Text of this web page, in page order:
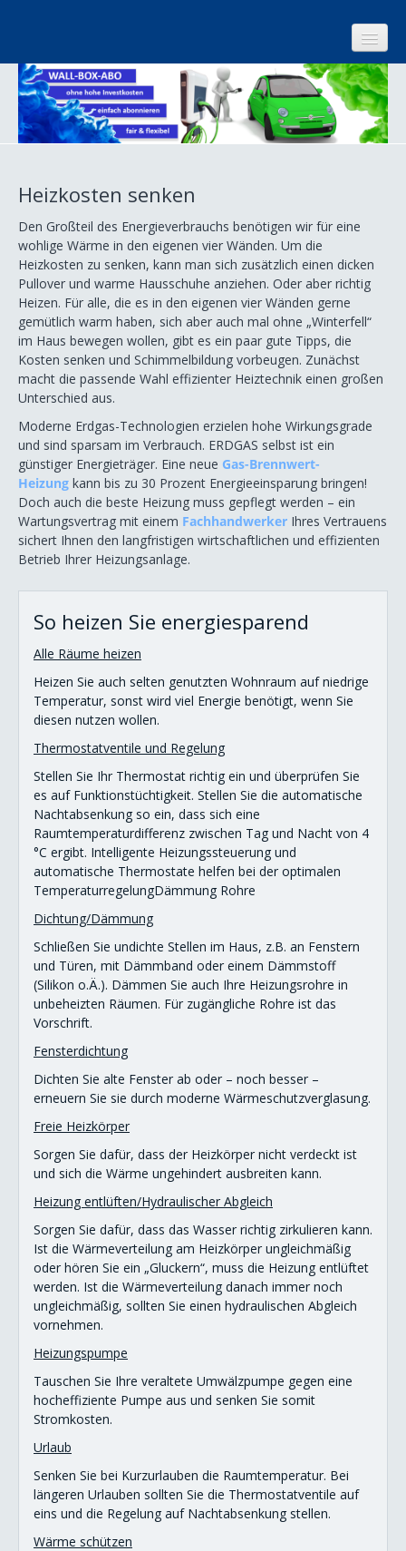
Start
Unternehmen
Strom
Gas
Wärme
Energie sparen
Energieberatung
Heizkosten senken
Energiesparen im Büro
Energiesparen in der Küche
Wasser sparen
Netz
Heizkosten senken
Den Großteil des Energieverbrauchs benötigen wir für eine
wohlige Wärme in den eigenen vier Wänden. Um die
Heizkosten zu senken, kann man sich zusätzlich einen dicken
Pullover und warme Hausschuhe anziehen. Oder aber richtig
Heizen. Für alle, die es in den eigenen vier Wänden gerne
gemütlich warm haben, sich aber auch mal ohne „Winterfell“
im Haus bewegen wollen, gibt es ein paar gute Tipps, die
Kosten senken und Schimmelbildung vorbeugen. Zunächst
macht die passende Wahl effizienter Heiztechnik einen großen
Unterschied aus.
Moderne Erdgas-Technologien erzielen hohe Wirkungsgrade
und sind sparsam im Verbrauch. ERDGAS selbst ist ein
günstiger Energieträger. Eine neue Gas-Brennwert-
Heizung kann bis zu 30 Prozent Energieeinsparung bringen!
Doch auch die beste Heizung muss gepflegt werden – ein
Wartungsvertrag mit einem Fachhandwerker Ihres Vertrauens
sichert Ihnen den langfristigen wirtschaftlichen und effizienten
Betrieb Ihrer Heizungsanlage.
So heizen Sie energiesparend
Alle Räume heizen
Heizen Sie auch selten genutzten Wohnraum auf niedrige
Temperatur, sonst wird viel Energie benötigt, wenn Sie
diesen nutzen wollen.
Thermostatventile und Regelung
Stellen Sie Ihr Thermostat richtig ein und überprüfen Sie
es auf Funktionstüchtigkeit. Stellen Sie die automatische
Nachtabsenkung so ein, dass sich eine
Raumtemperaturdifferenz zwischen Tag und Nacht von 4
°C ergibt. Intelligente Heizungssteuerung und
automatische Thermostate helfen bei der optimalen
TemperaturregelungDämmung Rohre
Dichtung/Dämmung
Schließen Sie undichte Stellen im Haus, z.B. an Fenstern
und Türen, mit Dämmband oder einem Dämmstoff
(Silikon o.Ä.). Dämmen Sie auch Ihre Heizungsrohre in
unbeheizten Räumen. Für zugängliche Rohre ist das
Vorschrift.
Fensterdichtung
Dichten Sie alte Fenster ab oder – noch besser –
erneuern Sie sie durch moderne Wärmeschutzverglasung.
Freie Heizkörper
Sorgen Sie dafür, dass der Heizkörper nicht verdeckt ist
und sich die Wärme ungehindert ausbreiten kann.
Heizung entlüften/Hydraulischer Abgleich
Sorgen Sie dafür, dass das Wasser richtig zirkulieren kann.
Ist die Wärmeverteilung am Heizkörper ungleichmäßig
oder hören Sie ein „Gluckern“, muss die Heizung entlüftet
werden. Ist die Wärmeverteilung danach immer noch
ungleichmäßig, sollten Sie einen hydraulischen Abgleich
vornehmen.
Heizungspumpe
Tauschen Sie Ihre veraltete Umwälzpumpe gegen eine
hocheffiziente Pumpe aus und senken Sie somit
Stromkosten.
Urlaub
Senken Sie bei Kurzurlauben die Raumtemperatur. Bei
längeren Urlauben sollten Sie die Thermostatventile auf
eins und die Regelung auf Nachtabsenkung stellen.
Wärme schützen